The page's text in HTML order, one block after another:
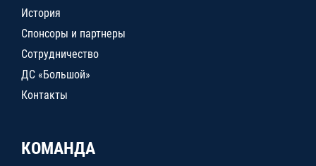
История
Спонсоры и партнеры
Сотрудничество
ДС «Большой»
Контакты
КОМАНДА